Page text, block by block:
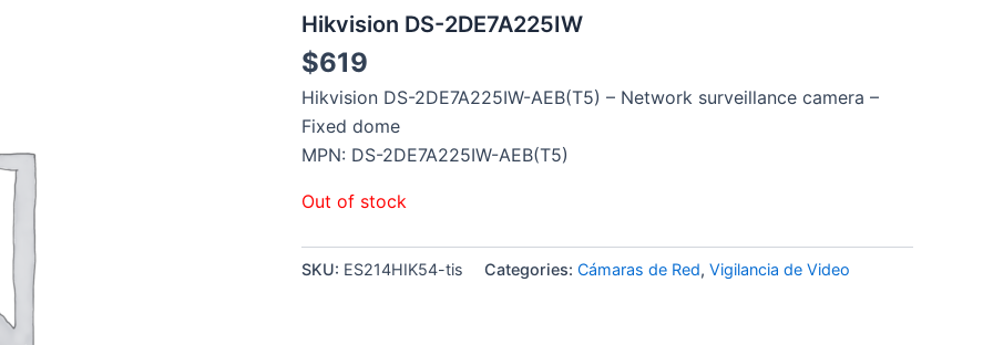
Hikvision DS-2DE7A225IW
$619
Hikvision DS-2DE7A225IW-AEB(T5) – Network surveillance camera –
Fixed dome
MPN: DS-2DE7A225IW-AEB(T5)
Out of stock
SKU: ES214HIK54-tis Categories: Cámaras de Red, Vigilancia de Video